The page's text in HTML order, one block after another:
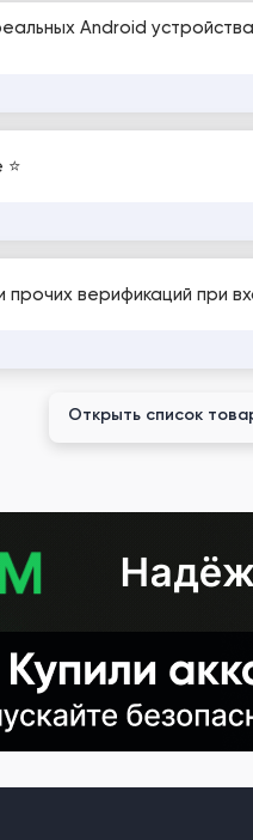
Android устройствах
верификаций при
Открыть список